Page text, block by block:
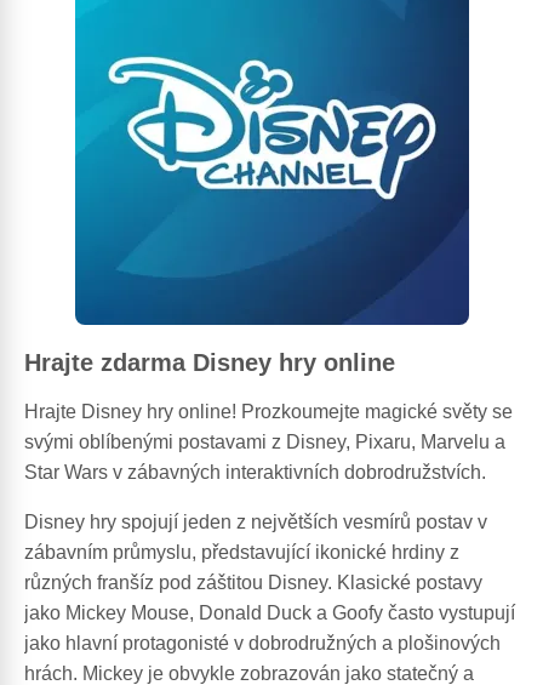
Hrajte zdarma Disney hry online
Hrajte Disney hry online! Prozkoumejte magické světy se
svými oblíbenými postavami z Disney, Pixaru, Marvelu a
Star Wars v zábavných interaktivních dobrodružstvích.
Disney hry spojují jeden z největších vesmírů postav v
zábavním průmyslu, představující ikonické hrdiny z
různých franšíz pod záštitou Disney. Klasické postavy
jako Mickey Mouse, Donald Duck a Goofy často vystupují
jako hlavní protagonisté v dobrodružných a plošinových
hrách. Mickey je obvykle zobrazován jako statečný a